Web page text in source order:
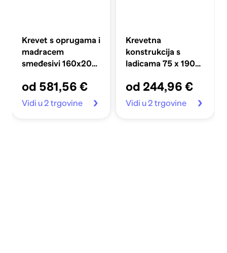
Krevet s oprugama i
madracem
smeđesivi 160x200
od 581,56 €
Vidi u 2 trgovine
Krevetna
konstrukcija s
ladicama 75 x 190
od 244,96 €
Vidi u 2 trgovine